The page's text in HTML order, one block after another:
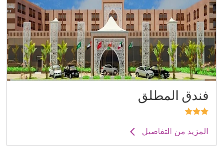
فندق المطلق
المزيد من التفاصيل